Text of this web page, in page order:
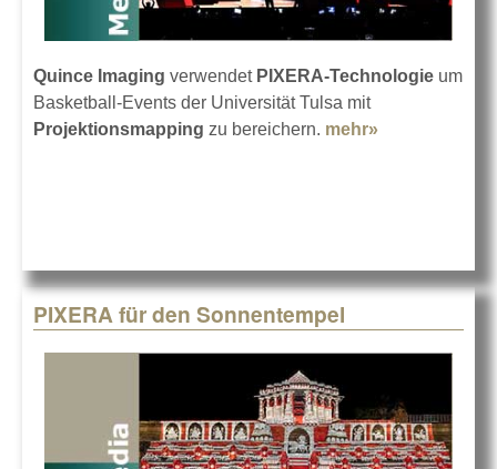
Quince Imaging verwendet PIXERA-Technologie um
Basketball-Events der Universität Tulsa mit
Projektionsmapping zu bereichern. mehr»
PIXERA für den Sonnentempel